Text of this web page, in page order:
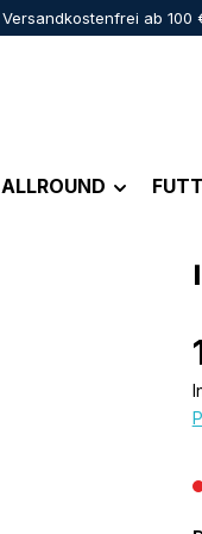
Versandkostenfrei ab 100
ALLROUND